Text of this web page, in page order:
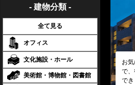
- 建物分類 -
全て見る
オフィス
文化施設・ホール
美術館・博物館・図書館
お
で
で